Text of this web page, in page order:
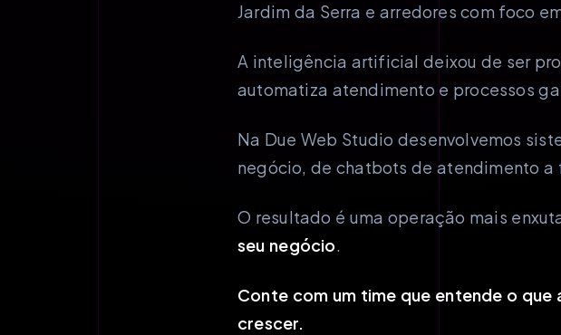
Jardim da Serra e arredores com foco
A inteligência artificial deixou de ser
automatiza atendimento e processos
Na Due Web Studio desenvolvemos
negócio, de chatbots de atendimento a
O resultado é uma operação mais
seu negócio.
Conte com um time que entende o que
crescer.